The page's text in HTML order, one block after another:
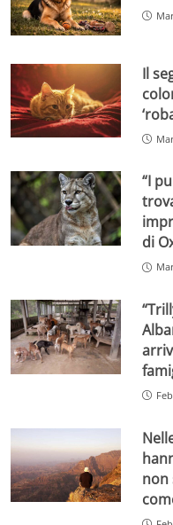
Il
“I
di
non